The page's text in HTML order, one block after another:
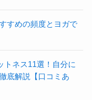
すめの頻度とヨガで
トネス11選！自分に
底解説【口コミあ